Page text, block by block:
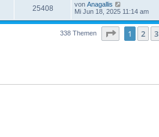
25408 von Anagallis
Mi Jun 18, 2025 11:14 am
338 Themen Seite von7
1 2 3